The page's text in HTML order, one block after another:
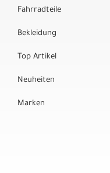
Fahrradteile
Bekleidung
Top Artikel
Neuheiten
Marken